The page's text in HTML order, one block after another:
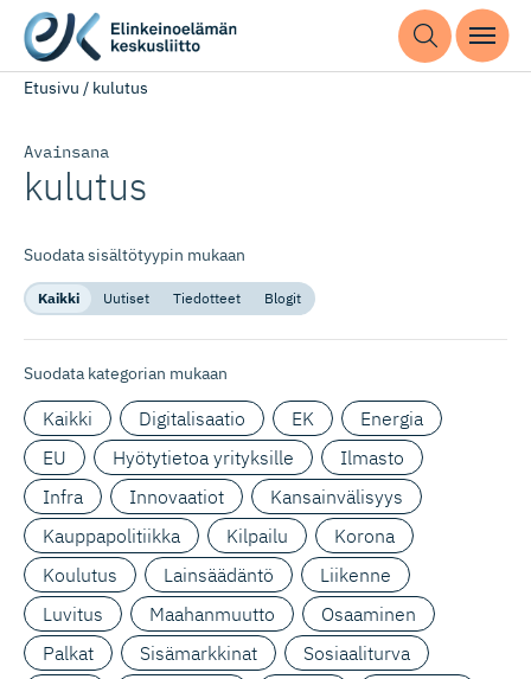
Etusivu / kulutus
Avainsana
kulutus
Suodata sisältötyypin mukaan
Kaikki Uutiset Tiedotteet Blogit
Suodata kategorian mukaan
Kaikki Digitalisaatio EK
Energia
EU
Hyötytietoa yrityksille
Ilmasto
Infra
Innovaatiot
Kansainvälisyys
Kauppapolitiikka
Kilpailu
Korona
Koulutus
Lainsäädäntö
Liikenne
Luvitus
Maahanmuutto
Osaaminen
Palkat
Sisämarkkinat
Sosiaaliturva